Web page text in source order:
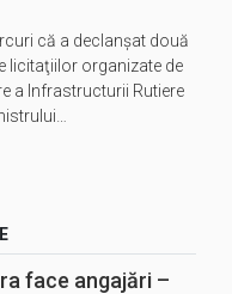
că a declanşat două
licitaţiilor organizate de
a Infrastructurii Rutiere
face angajări –